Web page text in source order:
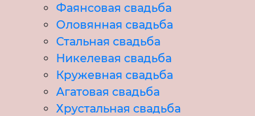
Фаянсовая свадьба
Оловянная свадьба
Стальная свадьба
Никелевая свадьба
Кружевная свадьба
Агатовая свадьба
Хрустальная свадьба